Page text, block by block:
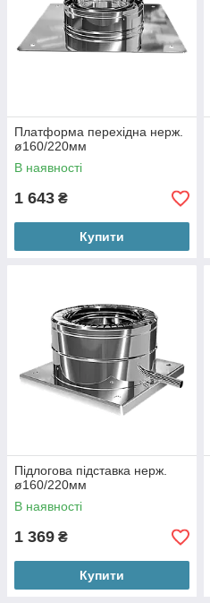
Платформа перехідна нерж.
ø160/220мм
В наявності
1 643 ₴
Купити
Підлогова підставка нерж.
ø160/220мм
В наявності
1 369 ₴
Купити